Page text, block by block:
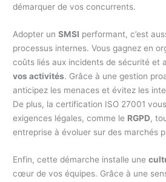
démarquer de vos concurrents.
Adopter unSMSI performant, c’est
processus internes. Vous gagnez en
coûts liés aux incidents de sécurité et
vos activités. Grâce à une gestion
anticipez les menaces et évitez les
De plus, la certification ISO 27001
exigences légales, comme le RGPD,
entreprise à évoluer sur des marchés
Enfin, cette démarche installe une
cœur de vos équipes. Grâce à une